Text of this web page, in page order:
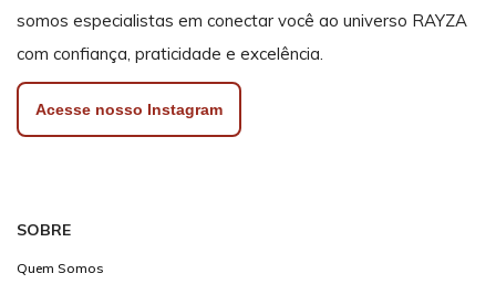
somos especialistas em conectar você ao universo RAYZA
com confiança, praticidade e excelência.
Acesse nosso Instagram
SOBRE
Quem Somos